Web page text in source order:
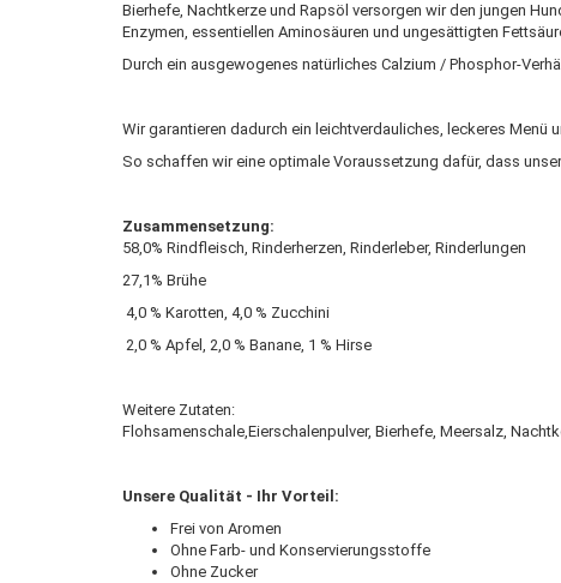
Bierhefe, Nachtkerze und Rapsöl versorgen wir den jungen
Enzymen, essentiellen Aminosäuren und ungesättigten
Durch ein ausgewogenes natürliches Calzium / Phosphor-
Wir garantieren dadurch ein leichtverdauliches, leckeres Menü
So schaffen wir eine optimale Voraussetzung dafür, dass
Zusammensetzung:
58,0% Rindfleisch, Rinderherzen, Rinderleber, Rinderlungen
27,1% Brühe
4,0 % Karotten, 4,0 % Zucchini
2,0 % Apfel, 2,0 % Banane, 1 % Hirse
Weitere Zutaten:
Flohsamenschale,Eierschalenpulver, Bierhefe, Meersalz,
Unsere Qualität - Ihr Vorteil:
Frei von Aromen
Ohne Farb- und Konservierungsstoffe
Ohne Zucker